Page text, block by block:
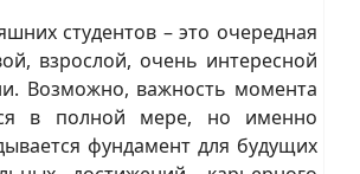
студентов – это очередная
взрослой, очень интересной
Возможно, важность момента
в полной мере, но именно
фундамент для будущих